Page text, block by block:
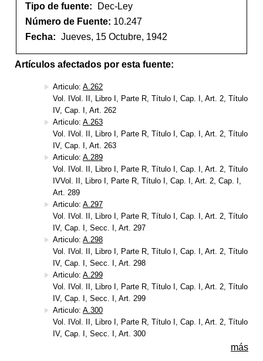
Tipo de fuente:
Dec-Ley
Número de Fuente: 10.247
Fecha: Jueves, 15 Octubre, 1942
Artículos afectados por esta fuente:
Articulo: A.262
Vol. IVol. II, Libro I, Parte R, Título I, Cap. I, Art. 2, Título
IV, Cap. I, Art. 262
Articulo: A.263
Vol. IVol. II, Libro I, Parte R, Título I, Cap. I, Art. 2, Título
IV, Cap. I, Art. 263
Articulo: A.289
Vol. IVol. II, Libro I, Parte R, Título I, Cap. I, Art. 2, Título
IVVol. II, Libro I, Parte R, Título I, Cap. I, Art. 2, Cap. I,
Art. 289
Articulo: A.297
Vol. IVol. II, Libro I, Parte R, Título I, Cap. I, Art. 2, Título
IV, Cap. I, Secc. I, Art. 297
Articulo: A.298
Vol. IVol. II, Libro I, Parte R, Título I, Cap. I, Art. 2, Título
IV, Cap. I, Secc. I, Art. 298
Articulo: A.299
Vol. IVol. II, Libro I, Parte R, Título I, Cap. I, Art. 2, Título
IV, Cap. I, Secc. I, Art. 299
Articulo: A.300
Vol. IVol. II, Libro I, Parte R, Título I, Cap. I, Art. 2, Título
IV, Cap. I, Secc. I, Art. 300
más